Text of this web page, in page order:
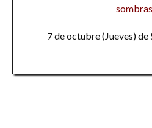
7 de octubre (Jueves) de